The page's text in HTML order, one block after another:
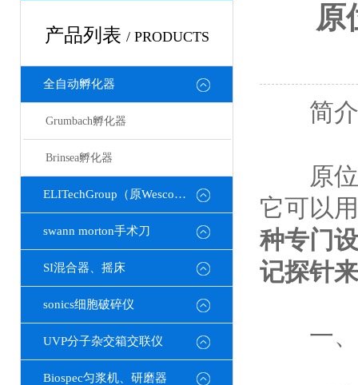
产品列表 / PRODUCTS
全自动孵化器
Grumbach孵化器
Brinsea孵化器
ELITechGroup（原Wescor）
swann morton手术刀
SI混合器、摇床
sonics细胞破碎仪
UVP分子杂交箱交联仪
Biospec匀浆机、研磨器
原
简介
原位
它可以
种专门
记探针
一、